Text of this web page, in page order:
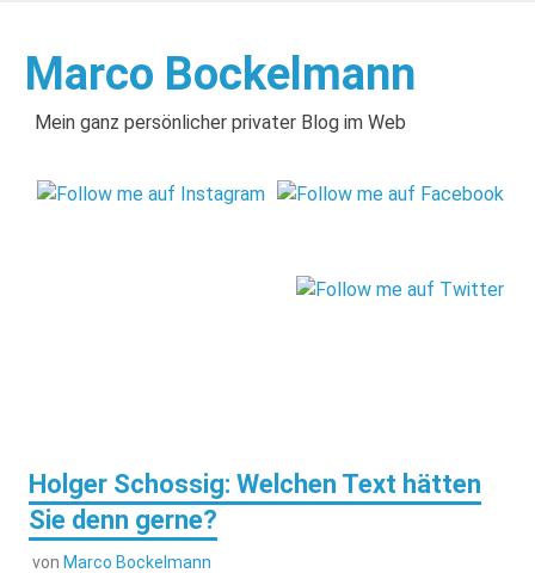
springen
Marco Bockelmann
Mein ganz persönlicher privater Blog im Web
Holger Schossig: Welchen Text hätten
Sie denn gerne?
von Marco Bockelmann